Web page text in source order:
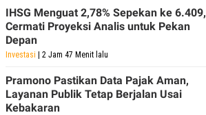
IHSG Menguat 2,78% Sepekan ke 6.409,
Cermati Proyeksi Analis untuk Pekan
Depan
Investasi | 2 Jam 47 Menit lalu
Pramono Pastikan Data Pajak Aman,
Layanan Publik Tetap Berjalan Usai
Kebakaran